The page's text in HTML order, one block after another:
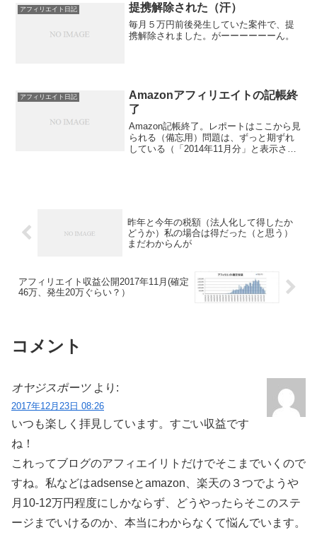
アフィリエイト日記 提携解除された（汗）
毎月５万円前後発生していた案件で、提
携解除されました。がーーーーーーん。
アフィリエイト日記
Amazonアフィリエイトの記帳終
了
Amazon記帳終了。レポートはここから見
られる（備忘用）問題は、ずっと期ずれ
している（「2014年11月分」と表示され
昨年と今年の税額（法人化して得したか
どうか）私の場合は得だった（と思う）
まだわからんが
アフィリエイト収益公開2017年11月(確定
46万、発生20万ぐらい？）
コメント
オヤジスポーツ より:
2017年12月23日 08:26
いつも楽しく拝見しています。すごい収益です
ね！
これってブログのアフィエイリトだけでそこまでいくので
すね。私などはadsenseとamazon、楽天の３つでようや
月10-12万円程度にしかならず、どうやったらそこのステ
ージまでいけるのか、本当にわからなくて悩んでいます。